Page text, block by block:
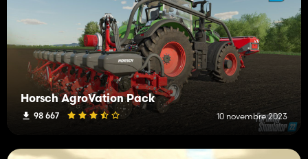
Horsch AgroVation Pack
98 667 10 novembre 2023